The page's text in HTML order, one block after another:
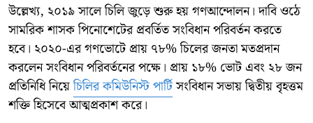
উল্লেখ্য, ২০১৯ সালে চিলি জুড়ে শুরু হয় গণআন্দোলন। দাবি ওঠে
সামরিক শাসক পিনোশেটের প্রবর্তিত সংবিধান পরিবর্তন করতে
হবে। ২০২০-এর গণভোটে প্রায় ৭৮% চিলের জনতা মতপ্রদান
করলেন সংবিধান পরিবর্তনের পক্ষে। প্রায় ১৮% ভোট এবং ২৮ জন
প্রতিনিধি নিয়েচিলির কমিউনিস্ট পার্টিসংবিধান সভায় দ্বিতীয় বৃহত্তম
শক্তি হিসেবে আত্মপ্রকাশ করে।